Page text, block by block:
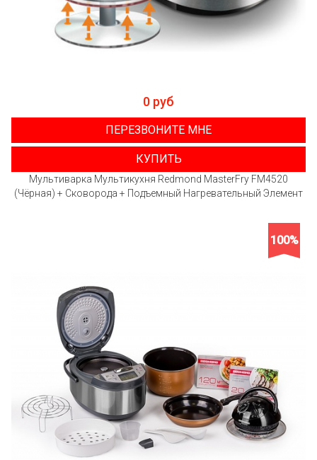
0 руб
ПЕРЕЗВОНИТЕ МНЕ
КУПИТЬ
Мультиварка Мультикухня Redmond MasterFry FM4520
(Чёрная) + Сковорода + Подъемный Нагревательный Элемент
100%